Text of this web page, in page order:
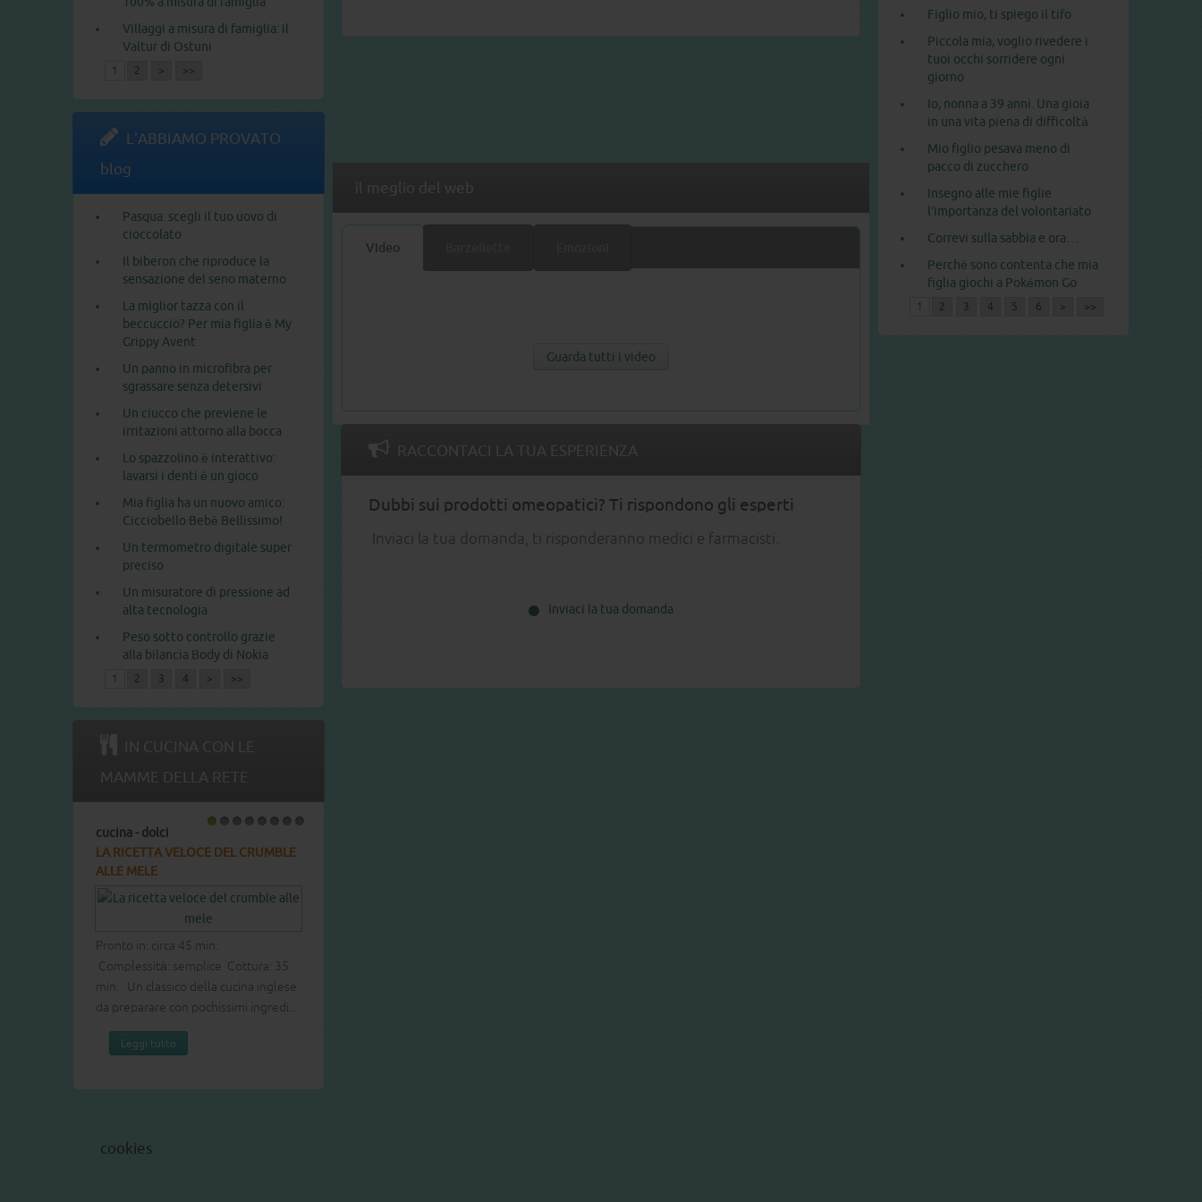
il meglio del web
Video
Guarda tutti i video
RACCONTACI LA TUA ESPERIENZA
Dubbi sui prodotti omeopatici? Ti rispondono gli esperti
Inviaci la tua domanda, ti risponderanno medici e farmacisti.
Inviaci la tua domanda
Villaggi a misura di famiglia: il
Valtur di Ostuni
1 2 > >>
L'ABBIAMO PROVATO
blog
Pasqua: scegli il tuo uovo di
cioccolato
Il biberon che riproduce la
sensazione del seno materno
La miglior tazza con il
beccuccio? Per mia figlia è My
Grippy Avent
Un panno in microfibra per
sgrassare senza detersivi
Un ciucco che previene le
irritazioni attorno alla bocca
Lo spazzolino è interattivo:
lavarsi i denti è un gioco
Mia figlia ha un nuovo amico:
Cicciobello Bebè Bellissimo!
Un termometro digitale super
preciso
Un misuratore di pressione ad
alta tecnologia
Peso sotto controllo grazie
alla bilancia Body di Nokia
1 2 3 4 > >>
MAMME DELLA RETE
cucina - dolci
LA RICETTA DEL COTTON CAKE
Pronto in: circa 60 min.
Complessità: media Cottura: 40 min.
Dolce leggero e soffice buono per
ogni occasione.
Leggi tutto
Figlio mio, ti spiego il tifo
Piccola mia, voglio rivedere i
tuoi occhi sorridere ogni
giorno
Io, nonna a 39 anni. Una gioia
in una vita piena di difficoltà
Mio figlio pesava meno di
pacco di zucchero
Insegno alle mie figlie
l’importanza del volontariato
Correvi sulla sabbia e ora…
Perché sono contenta che mia
figlia giochi a Pokémon Go
1 2 3 4 5 6 > >>
cookies